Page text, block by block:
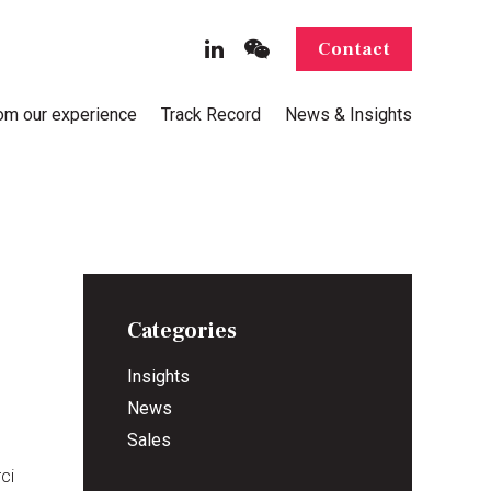
Contact
our experience Track Record News & Insights
Categories
Insights
News
Sales